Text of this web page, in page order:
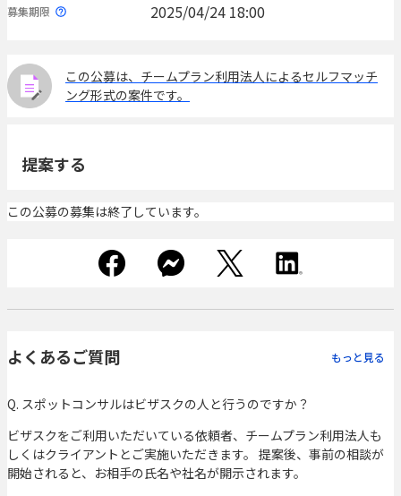
募集期限 2025/04/24 18:00
この公募は、チームプラン利用法人によるセルフマッチ
ング形式の案件です。
提案する
この公募の募集は終了しています。
よくあるご質問 もっと見る
Q. スポットコンサルはビザスクの人と行うのですか？
ビザスクをご利用いただいている依頼者、チームプラン利用法人も
しくはクライアントとご実施いただきます。 提案後、事前の相談が
開始されると、お相手の氏名や社名が開示されます。